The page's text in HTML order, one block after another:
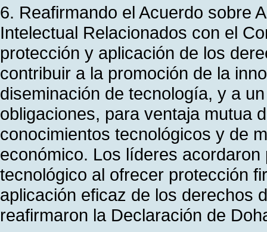
6. Reafirmando el Acuerdo sobre
Intelectual Relacionados con el
protección y aplicación de los
contribuir a la promoción de la
diseminación de tecnología, y a
obligaciones, para ventaja mutua
conocimientos tecnológicos y de
económico. Los líderes
tecnológico al ofrecer protección
aplicación eficaz de los derechos
reafirmaron la Declaración de